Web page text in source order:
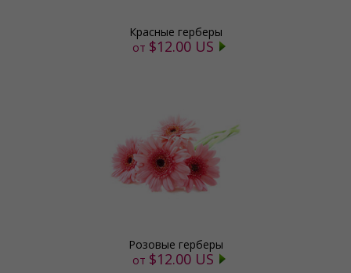
Красные герберы
от $12.00 US
Розовые герберы
от $12.00 US